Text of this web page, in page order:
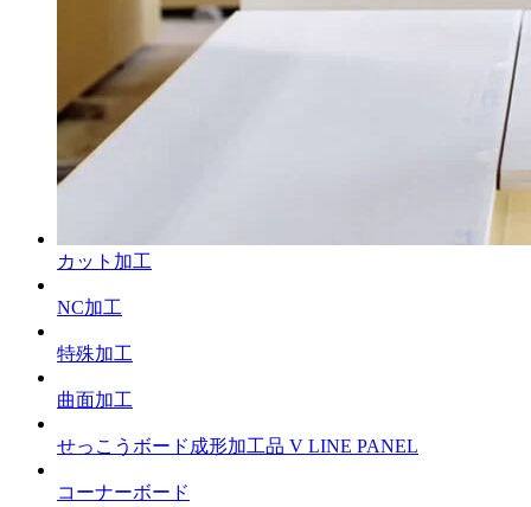
カット加工
NC加工
特殊加工
曲面加工
せっこうボード成形加工品 V LINE PANEL
コーナーボード